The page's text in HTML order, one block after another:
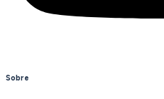
Sobre